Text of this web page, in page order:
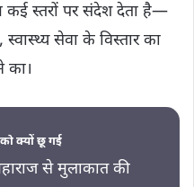
कई स्तरों पर संदेश देता है—
सेवा के विस्तार का
का।
क्यों छू गई
से मुलाकात की